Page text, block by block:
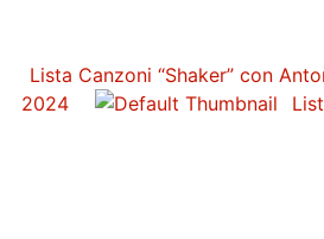
Lista Canzoni “Shaker” con
2024